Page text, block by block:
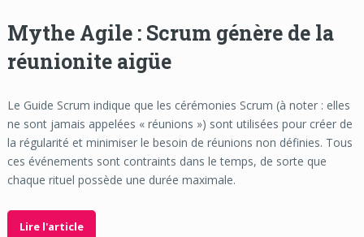
Mythe Agile : Scrum génère de la
réunionite aigüe
Le Guide Scrum indique que les cérémonies Scrum (à noter : elles
ne sont jamais appelées « réunions ») sont utilisées pour créer de
la régularité et minimiser le besoin de réunions non définies. Tous
ces événements sont contraints dans le temps, de sorte que
chaque rituel possède une durée maximale.
Lire l'article